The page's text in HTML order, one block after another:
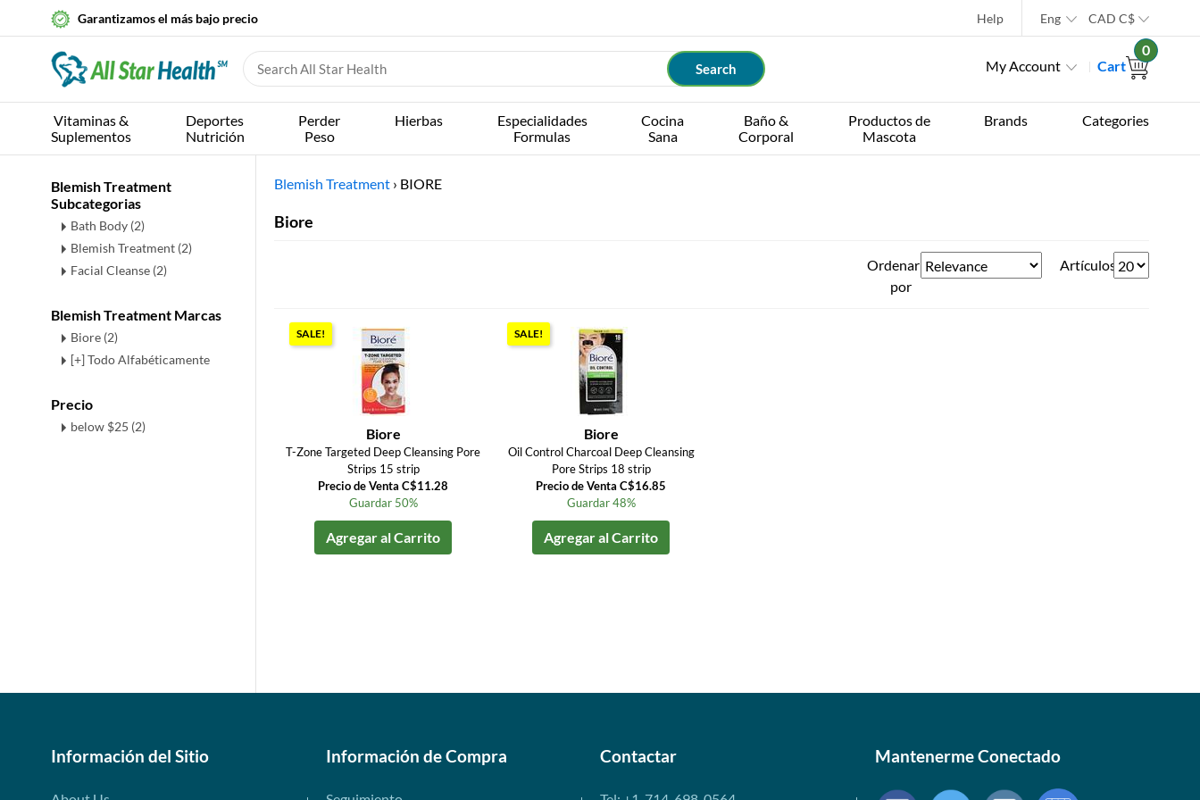
Garantizamos el más bajo precio Help Eng CAD C$
My Account Cart
0
Vitaminas &
Suplementos
Deportes
Nutrición
Perder
Peso
Hierbas
Especialidades
Formulas
Cocina
Sana
Baño &
Corporal
Productos de
Mascota
Brands Categories
Blemish Treatment
Subcategorias
Bath Body (2)
Blemish Treatment (2)
Facial Cleanse (2)
Blemish Treatment Marcas
Biore (2)
[+] Todo Alfabéticamente
Precio
below $25 (2)
Blemish Treatment › BIORE
Biore
Ordenar
por
Artículos
SALE!
Biore
T-Zone Targeted Deep Cleansing Pore
Strips 15 strip
Precio de Venta C$11.28
Guardar 50%
Agregar al Carrito
SALE!
Biore
Oil Control Charcoal Deep Cleansing
Pore Strips 18 strip
Precio de Venta C$16.85
Guardar 48%
Agregar al Carrito
Información del Sitio Información de Compra Contactar Mantenerme Conectado